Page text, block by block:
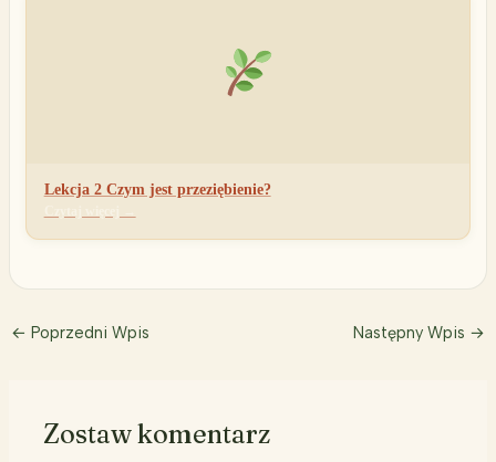
Lekcja 2 Czym jest przeziębienie?
← Poprzedni Wpis Następny Wpis →
Zostaw komentarz